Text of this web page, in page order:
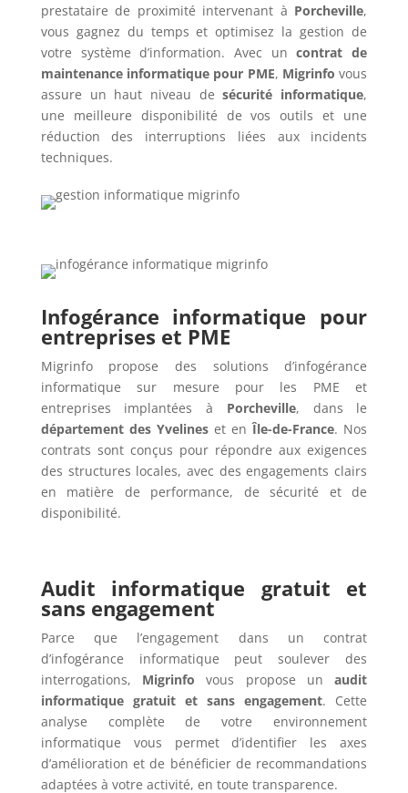
prestataire de proximité intervenant à Porcheville,
vous gagnez du temps et optimisez la gestion de
votre système d’information. Avec uncontrat de
maintenance informatique pour PME, Migrinfo vous
assure un haut niveau desécurité informatique,
une meilleure disponibilité de vos outils et une
réduction des interruptions liées aux incidents
techniques.
Infogérance informatique pour
entreprises et PME
Migrinfo propose des solutions d’infogérance
informatique sur mesure pour les PME et
entreprises implantées à Porcheville, dans le
département des Yvelineset enÎle-de-France. Nos
contrats sont conçus pour répondre aux exigences
des structures locales, avec des engagements clairs
en matière de performance, de sécurité et de
disponibilité.
Audit informatique gratuit et
sans engagement
Parce que l’engagement dans un contrat
d’infogérance informatique peut soulever des
interrogations, Migrinfovous propose unaudit
informatique gratuit et sans engagement. Cette
analyse complète de votre environnement
informatique vous permet d’identifier les axes
d’amélioration et de bénéficier de recommandations
adaptées à votre activité, en toute transparence.